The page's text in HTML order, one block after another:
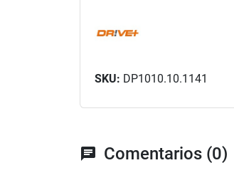
SKU: DP1010.10.1141
chat Comentarios (0)